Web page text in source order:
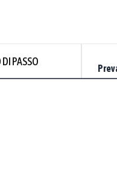
PASSO
Sereno